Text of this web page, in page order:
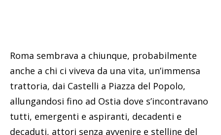
Roma sembrava a chiunque, probabilmente
anche a chi ci viveva da una vita, un’immensa
trattoria, dai Castelli a Piazza del Popolo,
allungandosi fino ad Ostia dove s’incontravano
tutti, emergenti e aspiranti, decadenti e
decaduti, attori senza avvenire e stelline del